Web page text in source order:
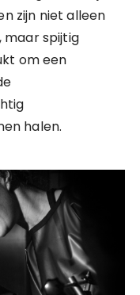
zijn niet alleen
maar spijtig
om een
halen.